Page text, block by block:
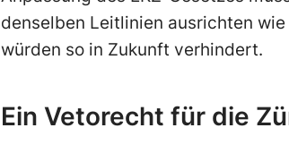
denselben Leitlinien ausrichten
würden so in Zukunft verhindert.
Ein Vetorecht für die